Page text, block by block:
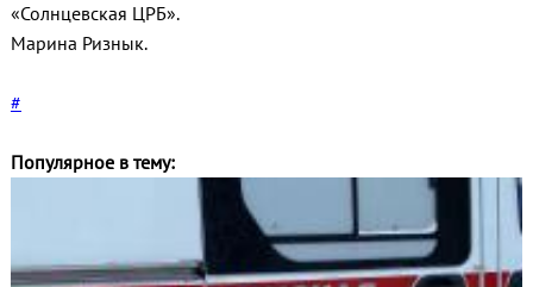
«Солнцевская ЦРБ».
Марина Ризнык.
#
Популярное в тему: